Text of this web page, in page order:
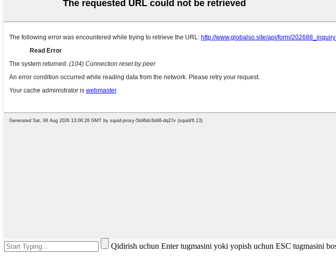
Qidirish uchun Enter tugmasini yoki yopish uchun ESC tugmasini